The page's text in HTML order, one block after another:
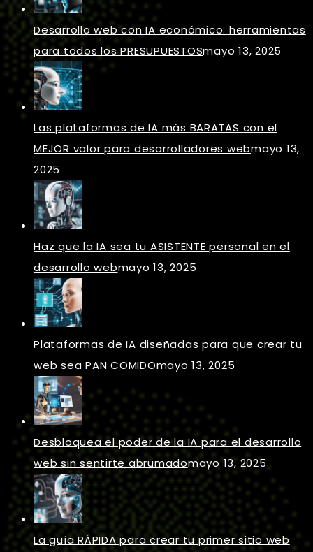
Desarrollo web con IA económico: herramientas
para todos los PRESUPUESTOSmayo 13, 2025
Las plataformas de IA más BARATAS con el
MEJOR valor para desarrolladores webmayo 13,
2025
Haz que la IA sea tu ASISTENTE personal en el
desarrollo webmayo 13, 2025
Plataformas de IA diseñadas para que crear tu
web sea PAN COMIDOmayo 13, 2025
Desbloquea el poder de la IA para el desarrollo
web sin sentirte abrumadomayo 13, 2025
La guía RÁPIDA para crear tu primer sitio web